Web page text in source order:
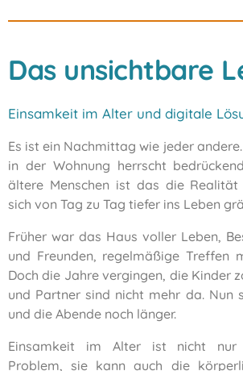
Das unsichtbare
Einsamkeit im Alter und digitale
Es ist ein Nachmittag wie jeder
in der Wohnung herrscht
ältere Menschen ist das die
sich von Tag zu Tag tiefer ins Leben
Früher war das Haus voller Leben,
und Freunden, regelmäßige Treffen
Doch die Jahre vergingen, die Kinder
und Partner sind nicht mehr da. Nun
und die Abende noch länger.
Einsamkeit im Alter ist nicht nur
Problem, sie kann auch die